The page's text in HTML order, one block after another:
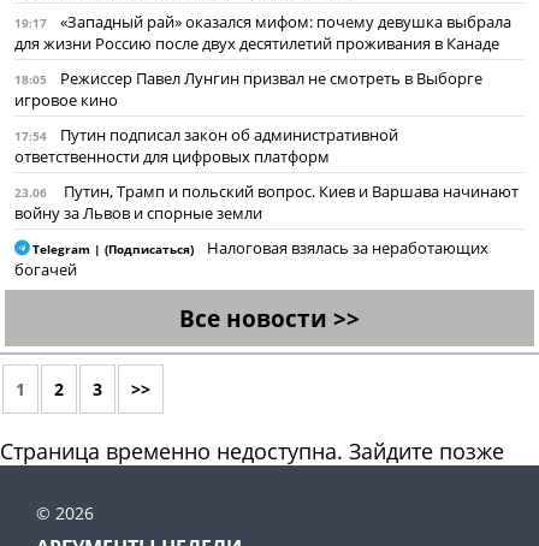
19:17
«Западный рай» оказался мифом: почему девушка выбрала
для жизни Россию после двух десятилетий проживания в Канаде
18:05
Режиссер Павел Лунгин призвал не смотреть в Выборге
игровое кино
17:54
Путин подписал закон об административной
ответственности для цифровых платформ
23.06
Путин, Трамп и польский вопрос. Киев и Варшава начинают
войну за Львов и спорные земли
Telegram | (Подписаться)
Налоговая взялась за неработающих
богачей
Все новости >>
1 2 3 >>
Страница временно недоступна. Зайдите позже
© 2026